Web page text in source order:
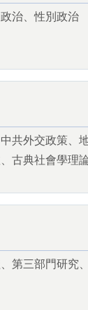
治、性別政治
共外交政策、
古典社會學理
第三部門研究